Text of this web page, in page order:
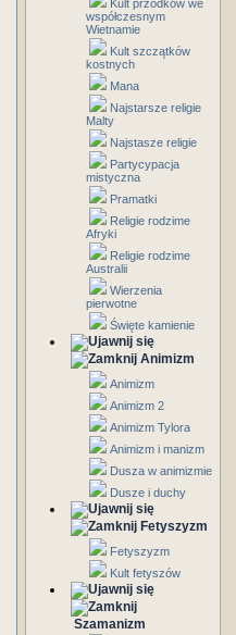
Kult przodków we
współczesnym
Wietnamie
Kult szczątków
kostnych
Mana
Najstarsze religie
Malty
Najstasze religie
Partycypacja
mistyczna
Pramatki
Religie rodzime
Afryki
Religie rodzime
Australii
Wierzenia
pierwotne
Święte kamienie
Animizm
Animizm
Animizm 2
Animizm Tylora
Animizm i manizm
Dusza w animizmie
Dusze i duchy
Fetyszyzm
Fetyszyzm
Kult fetyszów
Szamanizm